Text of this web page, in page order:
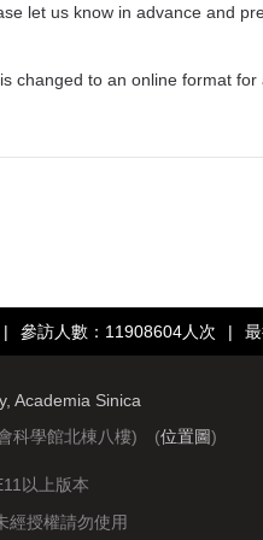
let us know in advance and
changed to an online format for
| 參訪人數：11908604人次 |
Academia Sinica
科學館北棟八樓) (位置圖)
以上版本
經授權請勿使用